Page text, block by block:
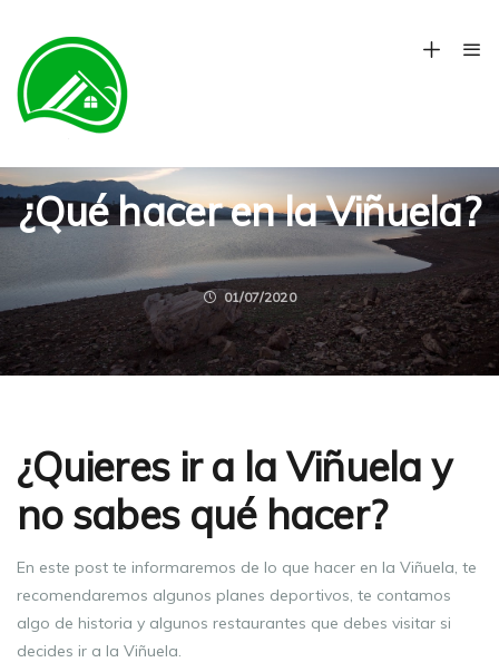
CASA ROCÍO Y PALOMA
DEPORTE Y AVENTURA
OCIO
¿Qué hacer en la Viñuela?
01/07/2020
¿Quieres ir a la Viñuela y
no sabes qué hacer?
En este post te informaremos de lo que hacer en la Viñuela, te
recomendaremos algunos planes deportivos, te contamos
algo de historia y algunos restaurantes que debes visitar si
decides ir a la Viñuela.